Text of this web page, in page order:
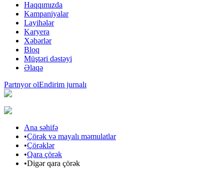
Haqqımızda
Kampaniyalar
Layihələr
Karyera
Xəbərlər
Bloq
Müştəri dəstəyi
Əlaqə
Partnyor olEndirim jurnalı
Ana səhifə
•Çörək və mayalı məmulatlar
•Çörəklər
•Qara çörək
•Digər qara çörək